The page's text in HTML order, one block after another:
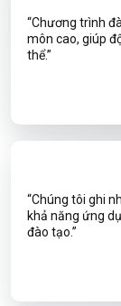
“Chương trình
môn cao, giúp
thể.”
“Chúng tôi ghi
khả năng ứng
đào tạo.”